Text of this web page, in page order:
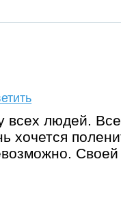
всех людей.
хочется